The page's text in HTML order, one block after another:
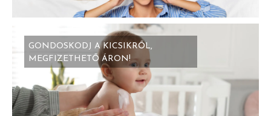
GONDOSKODJ A KICSIKRŐL,
MEGFIZETHETŐ ÁRON!